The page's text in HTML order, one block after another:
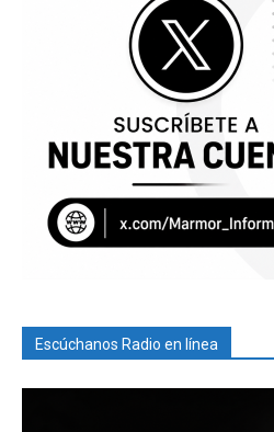
Escúchanos Radio en línea